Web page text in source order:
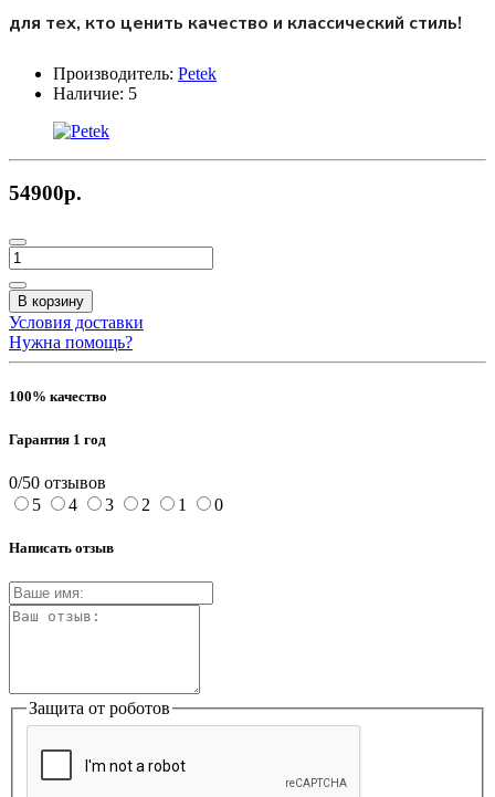
для тех, кто ценить качество и классический стиль!
Производитель: Petek
Наличие: 5
54900р.
В корзину
Условия доставки
Нужна помощь?
100% качество
Гарантия 1 год
0/50 отзывов
5
4 3 2 1 0
Написать отзыв
Защита от роботов